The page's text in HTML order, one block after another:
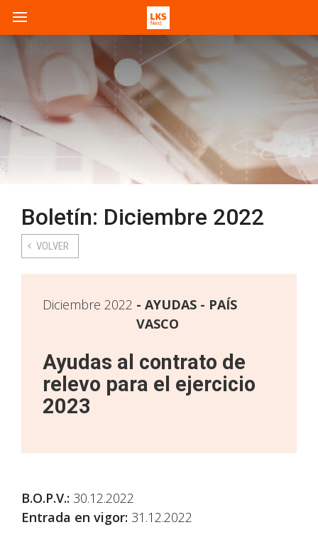
Boletín: Diciembre 2022
VOLVER
Diciembre 2022
AYUDAS - PAÍS
VASCO
Ayudas al contrato de
relevo para el ejercicio
2023
B.O.P.V.: 30.12.2022
Entrada en vigor: 31.12.2022